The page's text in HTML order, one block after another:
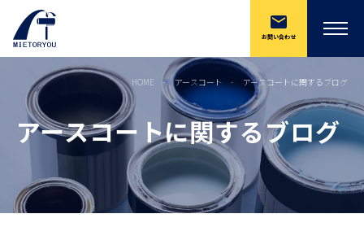
お問い合わせ
HOME アースコート アースコートに関するブログ
アースコートに関するブログ